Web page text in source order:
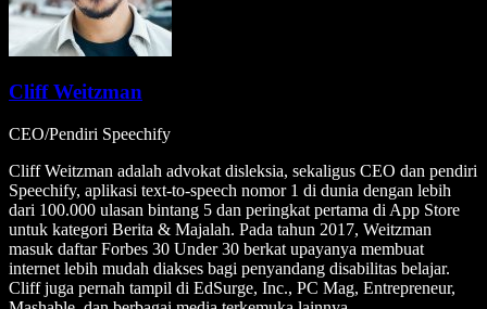
Cliff Weitzman
CEO/Pendiri Speechify
Cliff Weitzman adalah advokat disleksia, sekaligus CEO dan pendiri
Speechify, aplikasi text-to-speech nomor 1 di dunia dengan lebih
dari 100.000 ulasan bintang 5 dan peringkat pertama di App Store
untuk kategori Berita & Majalah. Pada tahun 2017, Weitzman
masuk daftar Forbes 30 Under 30 berkat upayanya membuat
internet lebih mudah diakses bagi penyandang disabilitas belajar.
Cliff juga pernah tampil di EdSurge, Inc., PC Mag, Entrepreneur,